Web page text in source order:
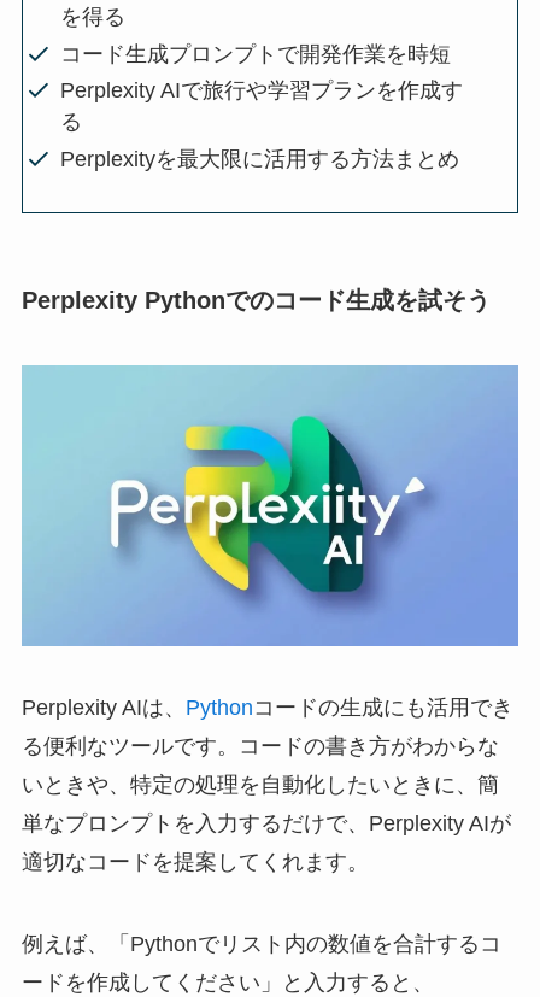
を得る
コード生成プロンプトで開発作業を時短
Perplexity AIで旅行や学習プランを作成す
る
Perplexityを最大限に活用する方法まとめ
Perplexity Pythonでのコード生成を試そう
Perplexity AIは、 Pythonコードの生成にも活用でき
る便利なツールです。コードの書き方がわからな
いときや、特定の処理を自動化したいときに、簡
単なプロンプトを入力するだけで、Perplexity AIが
適切なコードを提案してくれます。
例えば、「Pythonでリスト内の数値を合計するコ
ードを作成してください」と入力すると、